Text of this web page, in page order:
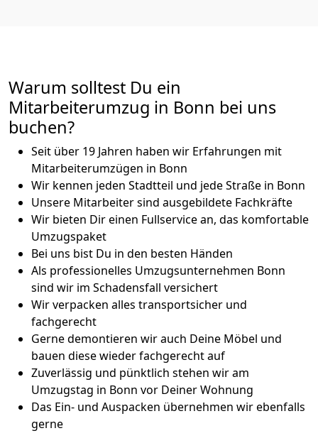
Warum solltest Du ein
Mitarbeiterumzug in Bonn bei uns
buchen?
Seit über 19 Jahren haben wir Erfahrungen mit
Mitarbeiterumzügen in Bonn
Wir kennen jeden Stadtteil und jede Straße in Bonn
Unsere Mitarbeiter sind ausgebildete Fachkräfte
Wir bieten Dir einen Fullservice an, das komfortable
Umzugspaket
Bei uns bist Du in den besten Händen
Als professionelles Umzugsunternehmen Bonn
sind wir im Schadensfall versichert
Wir verpacken alles transportsicher und
fachgerecht
Gerne demontieren wir auch Deine Möbel und
bauen diese wieder fachgerecht auf
Zuverlässig und pünktlich stehen wir am
Umzugstag in Bonn vor Deiner Wohnung
Das Ein- und Auspacken übernehmen wir ebenfalls
gerne